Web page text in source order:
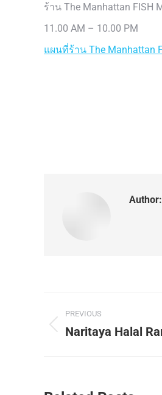
ร้าน The Manhattan FISH
11.00 AM – 10.00 PM
แผนที่ร้าน The Manhattan
Author:
Post
navigation
PREVIOUS
Previous
Naritaya Halal